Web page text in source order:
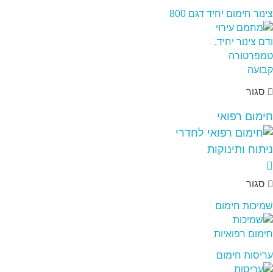
צינור חימום יחיד דגם 800
סגור
חימום רפואי
סגור
שמיכות חימום
עריסות חימום